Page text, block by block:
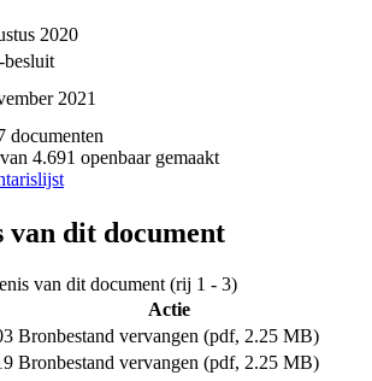
2020
besluit
2021
documenten
4.691 openbaar gemaakt
van dit document
van dit document (rij 1 - 3)
Actie
Bronbestand vervangen (pdf, 2.25 MB)
Bronbestand vervangen (pdf, 2.25 MB)